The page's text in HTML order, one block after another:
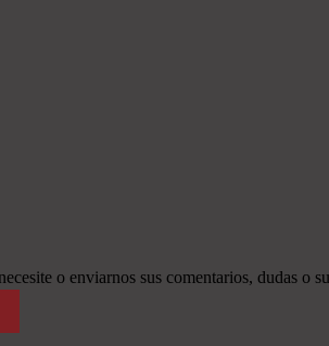
o enviarnos sus comentarios, dudas o